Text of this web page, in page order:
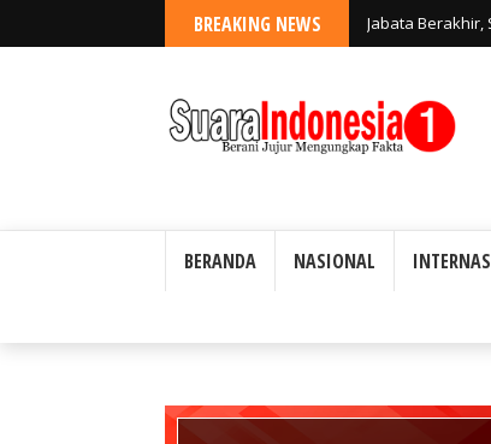
BREAKING NEWS Jabata Berakhir,
BERANDA NASIONAL